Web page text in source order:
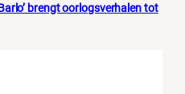
brengt oorlogsverhalen tot